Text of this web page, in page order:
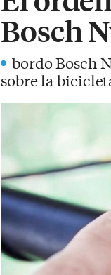
Bosch
bordo Bosch
sobre la